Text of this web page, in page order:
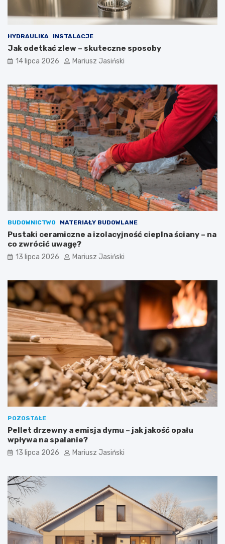
HYDRAULIKA INSTALACJE
Jak odetkać zlew – skuteczne sposoby
14 lipca 2026 Mariusz Jasiński
BUDOWNICTWO MATERIAŁY BUDOWLANE
Pustaki ceramiczne a izolacyjność cieplna ściany – na
co zwrócić uwagę?
13 lipca 2026 Mariusz Jasiński
POZOSTAŁE
Pellet drzewny a emisja dymu – jak jakość opału
wpływa na spalanie?
13 lipca 2026 Mariusz Jasiński